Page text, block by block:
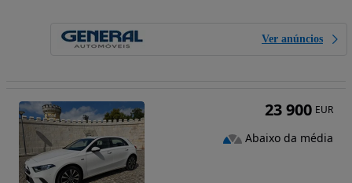
Ver anúncios
23 900 EUR
Abaixo da média